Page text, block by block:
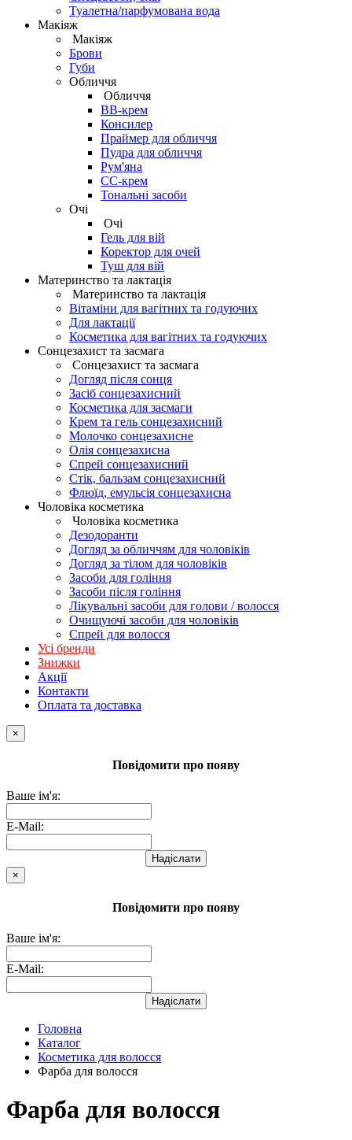
Туалетна/парфумована вода
Макіяж
Макіяж
Брови
Губи
Обличчя
Обличчя
BB-крем
Консилер
Праймер для обличчя
Пудра для обличчя
Рум'яна
СС-крем
Тональні засоби
Очі
Очі
Гель для вій
Коректор для очей
Туш для вій
Материнство та лактація
Материнство та лактація
Вітаміни для вагітних та годуючих
Для лактації
Косметика для вагітних та годуючих
Сонцезахист та засмага
Сонцезахист та засмага
Догляд після сонця
Засіб сонцезахисний
Косметика для засмаги
Крем та гель сонцезахисний
Молочко сонцезахисне
Олія сонцезахисна
Спрей сонцезахисний
Стік, бальзам сонцезахисний
Флюїд, емульсія сонцезахисна
Чоловіка косметика
Чоловіка косметика
Дезодоранти
Догляд за обличчям для чоловіків
Догляд за тілом для чоловіків
Засоби для гоління
Засоби після гоління
Лікувальні засоби для голови / волосся
Очищуючі засоби для чоловіків
Спрей для волосся
Усі бренди
Знижки
Акції
Контакти
Оплата та доставка
×
Повідомити про появу
Ваше ім'я:
E-Mail:
Надіслати
×
Повідомити про появу
Ваше ім'я:
E-Mail:
Надіслати
Головна
Каталог
Косметика для волосся
Фарба для волосся
Фарба для волосся